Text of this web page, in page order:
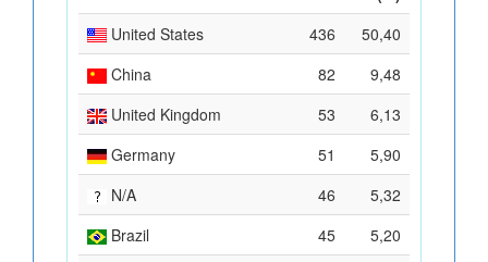
United States
436
50,40
China
82
9,48
United Kingdom
53
6,13
Germany
51
5,90
N/A
46
5,32
Brazil
45
5,20